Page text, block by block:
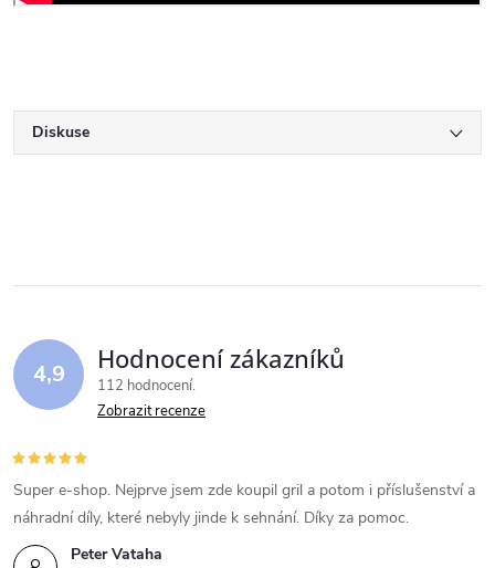
Diskuse
4,9 Hodnocení zákazníků
112 hodnocení
Zobrazit recenze
Peter Vataha
Super e-shop. Nejprve jsem zde koupil gril a potom i příslušenství a
náhradní díly, které nebyly jinde k sehnání. Díky za pomoc.